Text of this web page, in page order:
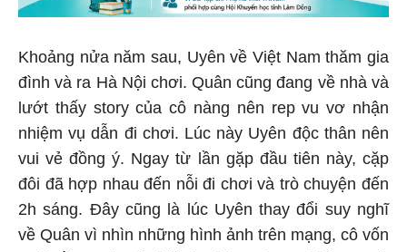
Khoảng nửa năm sau, Uyên về Việt Nam thăm gia
đình và ra Hà Nội chơi. Quân cũng đang về nhà và
lướt thấy story của cô nàng nên rep vu vơ nhận
nhiệm vụ dẫn đi chơi. Lúc này Uyên độc thân nên
vui vẻ đồng ý. Ngay từ lần gặp đầu tiên này, cặp
đôi đã hợp nhau đến nỗi đi chơi và trò chuyện đến
2h sáng. Đây cũng là lúc Uyên thay đổi suy nghĩ
về Quân vì nhìn những hình ảnh trên mạng, cô vốn